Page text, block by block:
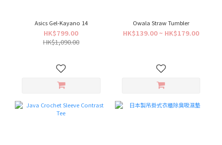
Asics Gel-Kayano 14
HK$799.00
HK$1,090.00
Owala Straw Tumbler
HK$139.00 ~ HK$179.00